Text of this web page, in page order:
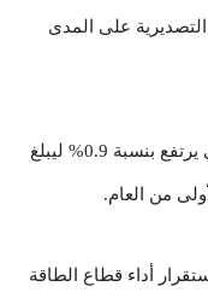
على المدى
إنتاج سلطنة عُمان من الغاز الطبيعي يرتفع بنسبة 0.9% ليبلغ
أداء قطاع الطاقة